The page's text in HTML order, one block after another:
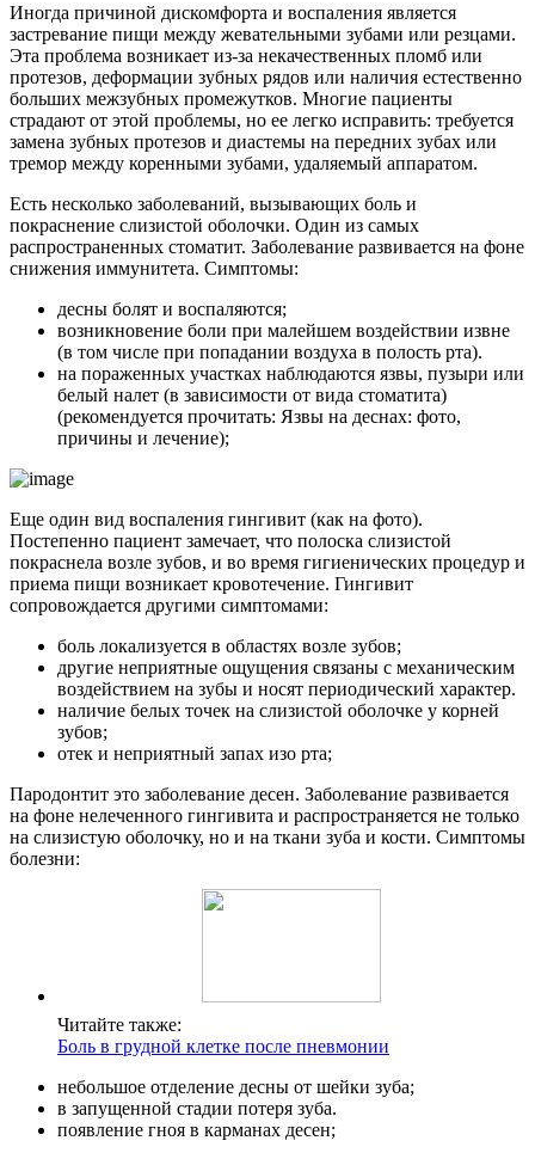
Иногда причиной дискомфорта и воспаления является
застревание пищи между жевательными зубами или резцами.
Эта проблема возникает из-за некачественных пломб или
протезов, деформации зубных рядов или наличия естественно
больших межзубных промежутков. Многие пациенты
страдают от этой проблемы, но ее легко исправить: требуется
замена зубных протезов и диастемы на передних зубах или
тремор между коренными зубами, удаляемый аппаратом.
Есть несколько заболеваний, вызывающих боль и
покраснение слизистой оболочки. Один из самых
распространенных стоматит. Заболевание развивается на фоне
снижения иммунитета. Симптомы:
десны болят и воспаляются;
возникновение боли при малейшем воздействии извне
(в том числе при попадании воздуха в полость рта).
на пораженных участках наблюдаются язвы, пузыри или
белый налет (в зависимости от вида стоматита)
(рекомендуется прочитать: Язвы на деснах: фото,
причины и лечение);
Еще один вид воспаления гингивит (как на фото).
Постепенно пациент замечает, что полоска слизистой
покраснела возле зубов, и во время гигиенических процедур и
приема пищи возникает кровотечение. Гингивит
сопровождается другими симптомами:
боль локализуется в областях возле зубов;
другие неприятные ощущения связаны с механическим
воздействием на зубы и носят периодический характер.
наличие белых точек на слизистой оболочке у корней
зубов;
отек и неприятный запах изо рта;
Пародонтит это заболевание десен. Заболевание развивается
на фоне нелеченного гингивита и распространяется не только
на слизистую оболочку, но и на ткани зуба и кости. Симптомы
болезни:
Читайте также:
Боль в грудной клетке после пневмонии
небольшое отделение десны от шейки зуба;
в запущенной стадии потеря зуба.
появление гноя в карманах десен;